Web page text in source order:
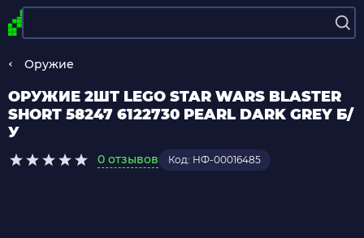
Оружие
ОРУЖИЕ 2ШТ LEGO STAR WARS BLASTER
SHORT 58247 6122730 PEARL DARK GREY Б/
У
0 отзывов Код: НФ-00016485